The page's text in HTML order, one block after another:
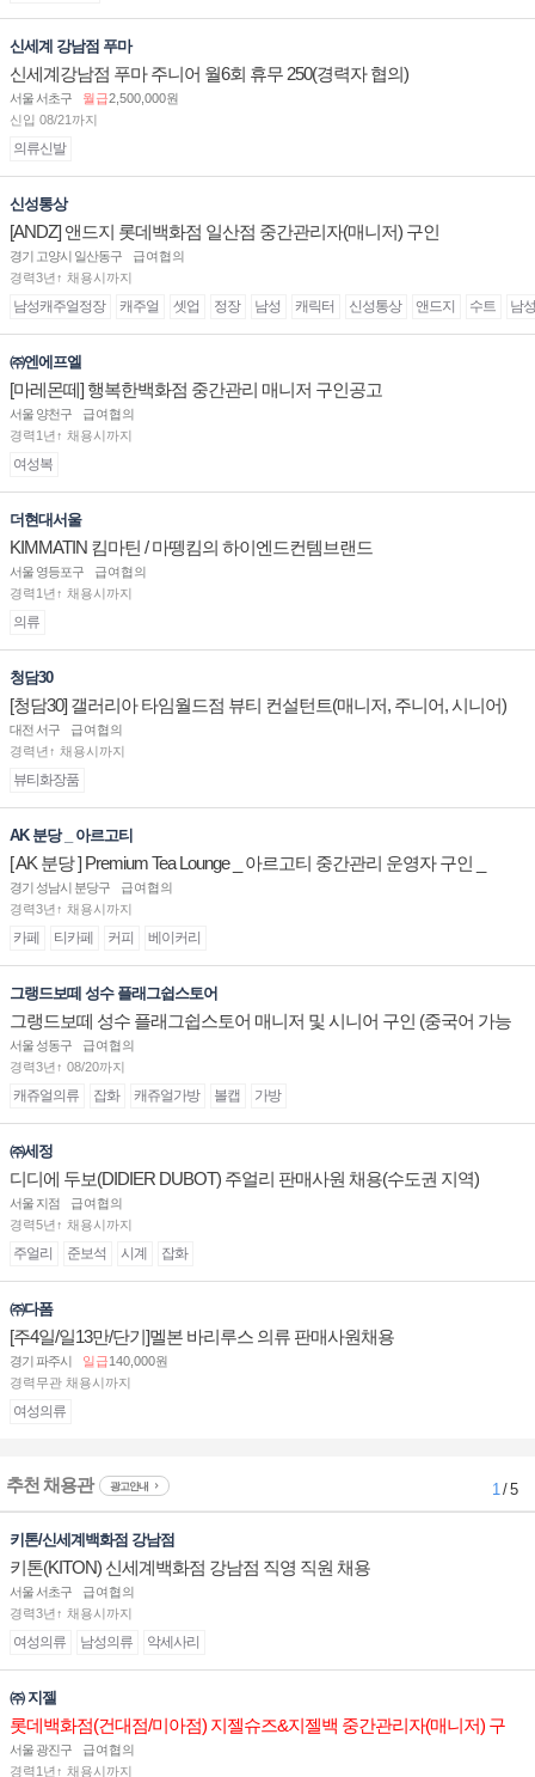
신세계 강남점 푸마
신세계강남점 푸마 주니어 월6회 휴무 250(경력자 협의)
서울 서초구 월급2,500,000원
신입 08/21까지
의류신발
신성통상
[ANDZ] 앤드지 롯데백화점 일산점 중간관리자(매니저) 구인
경기 고양시 일산동구
급여협의
경력3년↑ 채용시까지
남성캐주얼정장 캐주얼 셋업 정장 남성 캐릭터 신성통상 앤드지 수트 남
㈜엔에프엘
[마레몬떼] 행복한백화점 중간관리 매니저 구인공고
서울 양천구
급여협의
경력1년↑ 채용시까지
여성복
더현대서울
KIMMATIN 킴마틴 / 마뗑킴의 하이엔드컨템브랜드
서울 영등포구
급여협의
경력1년↑ 채용시까지
의류
청담30
[청담30] 갤러리아 타임월드점 뷰티 컨설턴트(매니저, 주니어, 시니어)
채용
대전 서구
급여협의
경력년↑ 채용시까지
뷰티화장품
AK 분당 _ 아르고티
[ AK 분당 ] Premium Tea Lounge _ 아르고티 중간관리 운영자 구인 _
경기 성남시 분당구
급여협의
경력3년↑ 채용시까지
카페 티카페 커피 베이커리
그랭드보떼 성수 플래그쉽스토어
그랭드보떼 성수 플래그쉽스토어 매니저 및 시니어 구인 (중국어 가능
자)
서울 성동구
급여협의
경력3년↑ 08/20까지
캐쥬얼의류 잡화 캐쥬얼가방 볼캡 가방
㈜세정
디디에 두보(DIDIER DUBOT) 주얼리 판매사원 채용(수도권 지역)
서울 지점
급여협의
경력5년↑ 채용시까지
주얼리 준보석 시계 잡화
㈜다폼
[주4일/일13만/단기]멜본 바리루스 의류 판매사원채용
경기 파주시 일급140,000원
경력무관 채용시까지
여성의류
추천 채용관 광고안내 1/ 5
키톤/신세계백화점 강남점
키톤(KITON) 신세계백화점 강남점 직영 직원 채용
서울 서초구
급여협의
경력3년↑ 채용시까지
여성의류 남성의류 악세사리
㈜ 지젤
롯데백화점(건대점/미아점) 지젤슈즈&지젤백 중간관리자(매니저) 구
인합니다
서울 광진구
급여협의
경력1년↑ 채용시까지